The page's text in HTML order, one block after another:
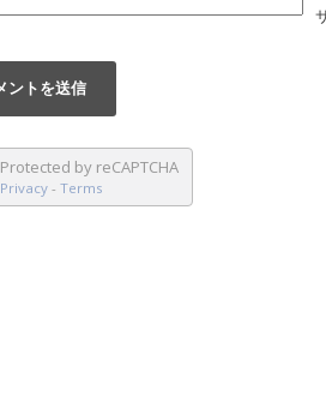
Protected by reCAPTCHA
Privacy - Terms